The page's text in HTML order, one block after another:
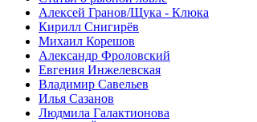
Алексей Гранов/Щука - Клюка
Кирилл Снигирёв
Михаил Корешов
Александр Фроловский
Евгения Инжелевская
Владимир Савельев
Илья Сазанов
Людмила Галактионова